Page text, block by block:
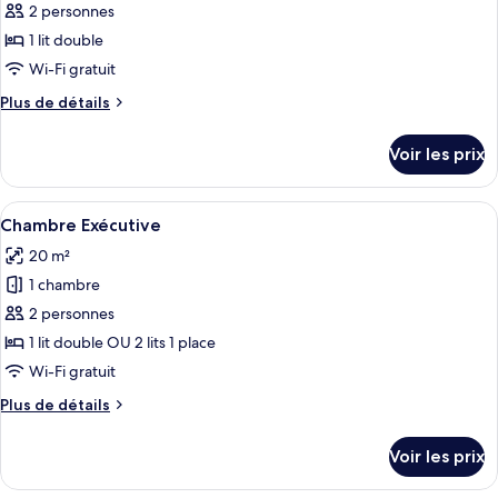
pour
ce
type
chambre :
2 personnes
1 lit double
Wi-Fi gratuit
Plus de détails
Plus
le
type
de
Chambre
Classique
Voir les prix
Afficher
toutes
les
photos
pour
ce
type
chambre :
Une chambre à coucher avec un
7
Chambre Exécutive
20 m²
1 chambre
2 personnes
1 lit double OU 2 lits 1 place
Wi-Fi gratuit
Plus de détails
Plus
le
Voir les prix